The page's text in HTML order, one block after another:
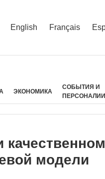
English Français
ЭКОНОМИКА
СОБЫТИЯ И
модели